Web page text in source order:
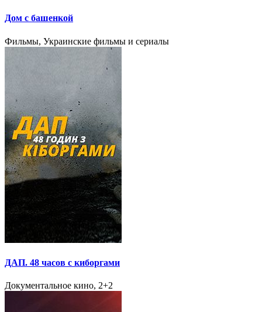
Дом с башенкой
Фильмы, Украинские фильмы и сериалы
ДАП. 48 часов с киборгами
Документальное кино, 2+2